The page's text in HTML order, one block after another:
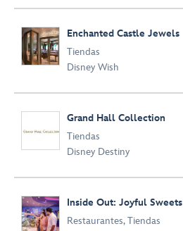
Enchanted Castle Jewels
Tiendas
Disney Wish
Grand Hall Collection
Tiendas
Disney Destiny
Inside Out: Joyful Sweets
Restaurantes,Tiendas